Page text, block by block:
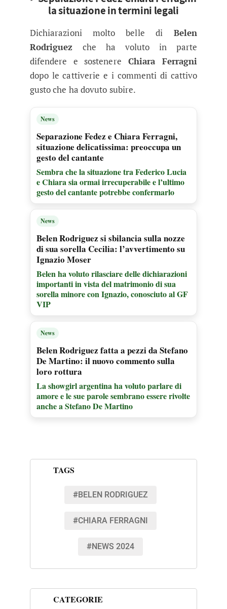
la situazione in termini legali
Dichiarazioni molto belle diBelen
Rodriguezche ha voluto in parte
difendere e sostenere Chiara Ferragni
dopo le cattiverie e i commenti di cattivo
gusto che ha dovuto subire.
News
Separazione Fedez e Chiara Ferragni,
situazione delicatissima: preoccupa un
gesto del cantante
Sembra che la situazione tra Federico Lucia
e Chiara sia ormai irrecuperabile e l’ultimo
gesto del cantante potrebbe confermarlo
News
Belen Rodriguez si sbilancia sulla nozze
di sua sorella Cecilia: l’avvertimento su
Ignazio Moser
Belen ha voluto rilasciare delle dichiarazioni
importanti in vista del matrimonio di sua
sorella minore con Ignazio, conosciuto al GF
VIP
News
Belen Rodriguez fatta a pezzi da Stefano
De Martino: il nuovo commento sulla
loro rottura
La showgirl argentina ha voluto parlare di
amore e le sue parole sembrano essere rivolte
anche a Stefano De Martino
TAGS
#BELEN RODRIGUEZ
#CHIARA FERRAGNI
#NEWS 2024
CATEGORIE